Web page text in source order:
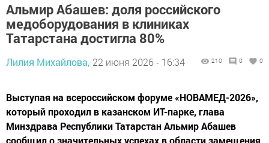
Альмир Абашев: доля российского
медоборудования в клиниках
Татарстана достигла 80%
Лилия Михайлова, 22 июня 2026 - 16:34 210 0 0
Выступая на всероссийском форуме «НОВАМЕД-2026»,
который проходил в казанском ИТ-парке, глава
Минздрава Республики Татарстан Альмир Абашев
сообщил о значительных успехах в области замещения